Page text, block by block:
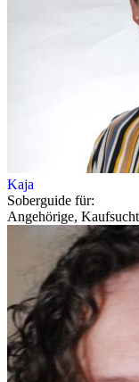
Kaja
Soberguide für:
Angehörige,